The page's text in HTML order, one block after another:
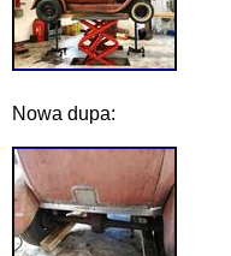
Nowa dupa: